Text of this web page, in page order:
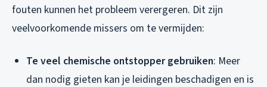
fouten kunnen het probleem verergeren. Dit zijn
veelvoorkomende missers om te vermijden:
Te veel chemische ontstopper gebruiken: Meer
dan nodig gieten kan je leidingen beschadigen en is